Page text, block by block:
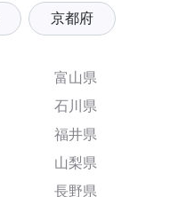
京都府
富山県
石川県
福井県
山梨県
長野県